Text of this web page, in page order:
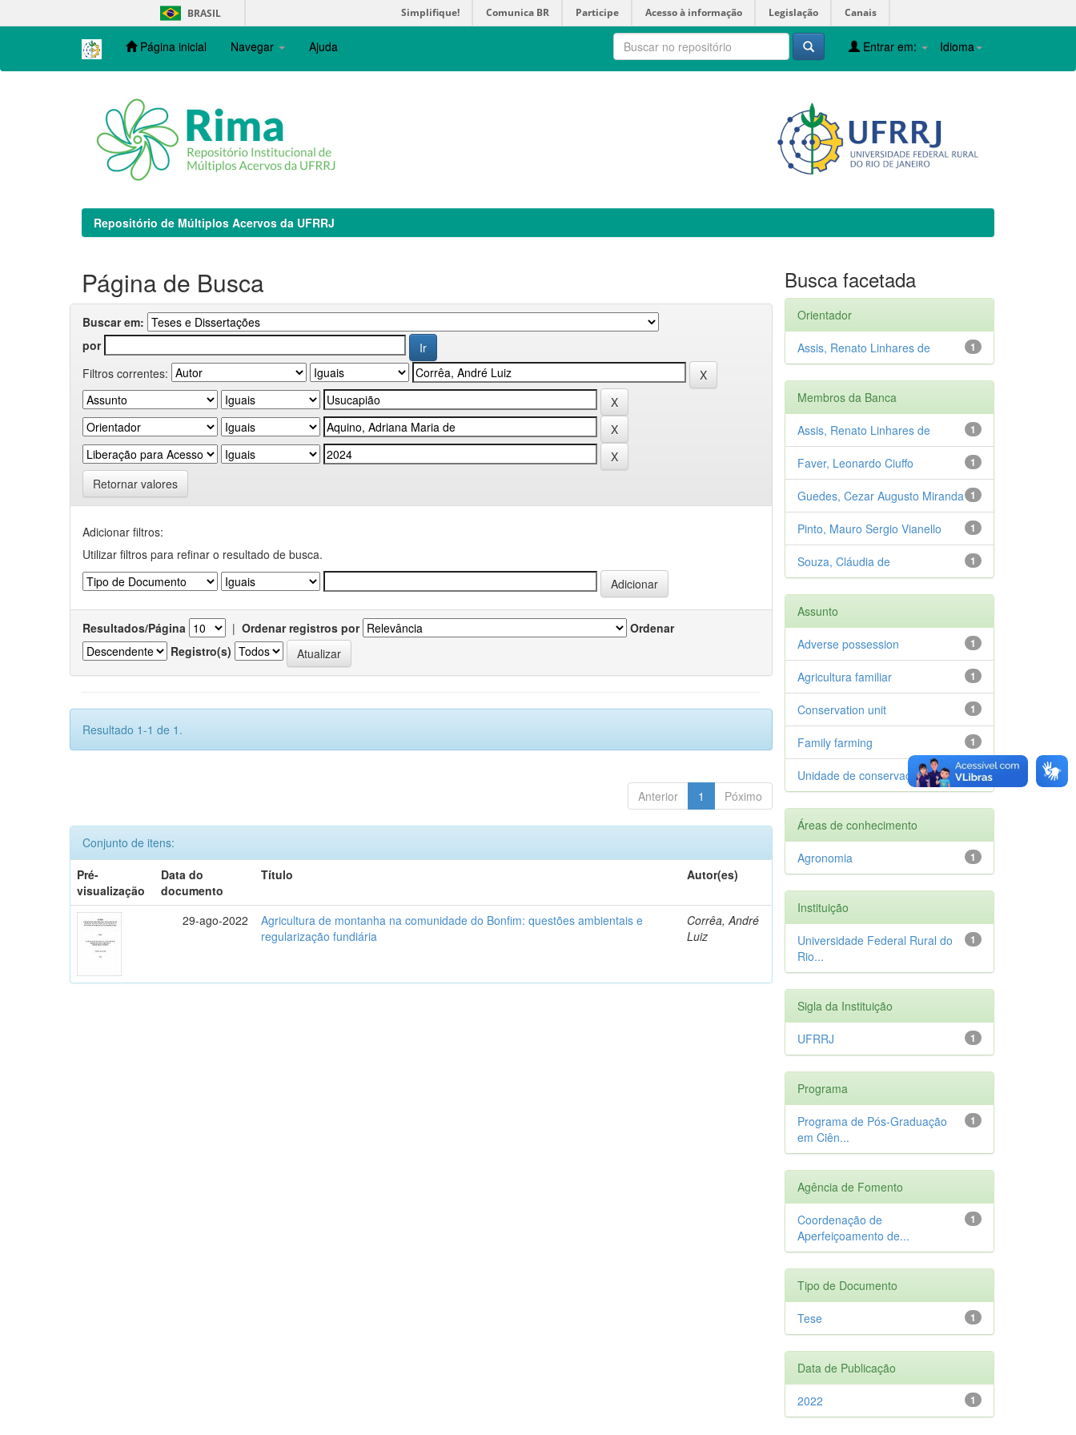
navigation
BRASIL Simplifique! Comunica BR Participe Acesso à informação Legislação Canais
Página inicial Navegar Ajuda Idioma
Entrar em:
Repositório de Múltiplos Acervos da UFRRJ
Página de Busca
Buscar em:
por
Filtros correntes:
Retornar valores
Adicionar filtros:
Utilizar filtros para refinar o resultado de busca.
Resultados/Página | Ordenar registros por
Ordenar
Registro(s)
Resultado 1-1 de 1.
Anterior 1 Póximo
Conjunto de itens:
Pré-
visualização
Data do
documento
Título Autor(es)
29-ago-2022
Agricultura de montanha na comunidade do Bonfim: questões ambientais e
regularização fundiária
Corrêa, André
Luiz
Busca facetada
Orientador
1
Assis, Renato Linhares de
Membros da Banca
1
Assis, Renato Linhares de
1
Faver, Leonardo Ciuffo
1
Guedes, Cezar Augusto Miranda
1
Pinto, Mauro Sergio Vianello
1
Souza, Cláudia de
Assunto
1
Adverse possession
1
Agricultura familiar
1
Conservation unit
1
Family farming
1
Unidade de conservação
Áreas de conhecimento
1
Agronomia
Instituição
1
Universidade Federal Rural do
Rio...
Sigla da Instituição
1
UFRRJ
Programa
1
Programa de Pós-Graduação
em Ciên...
Agência de Fomento
1
Coordenação de
Aperfeiçoamento de...
Tipo de Documento
1
Tese
Data de Publicação
1
2022